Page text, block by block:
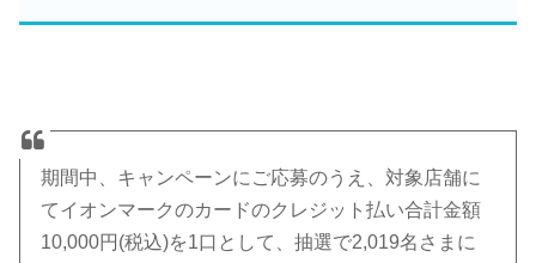
期間中、キャンペーンにご応募のうえ、対象店舗に
てイオンマークのカードのクレジット払い合計金額
10,000円(税込)を1口として、抽選で2,019名さまに